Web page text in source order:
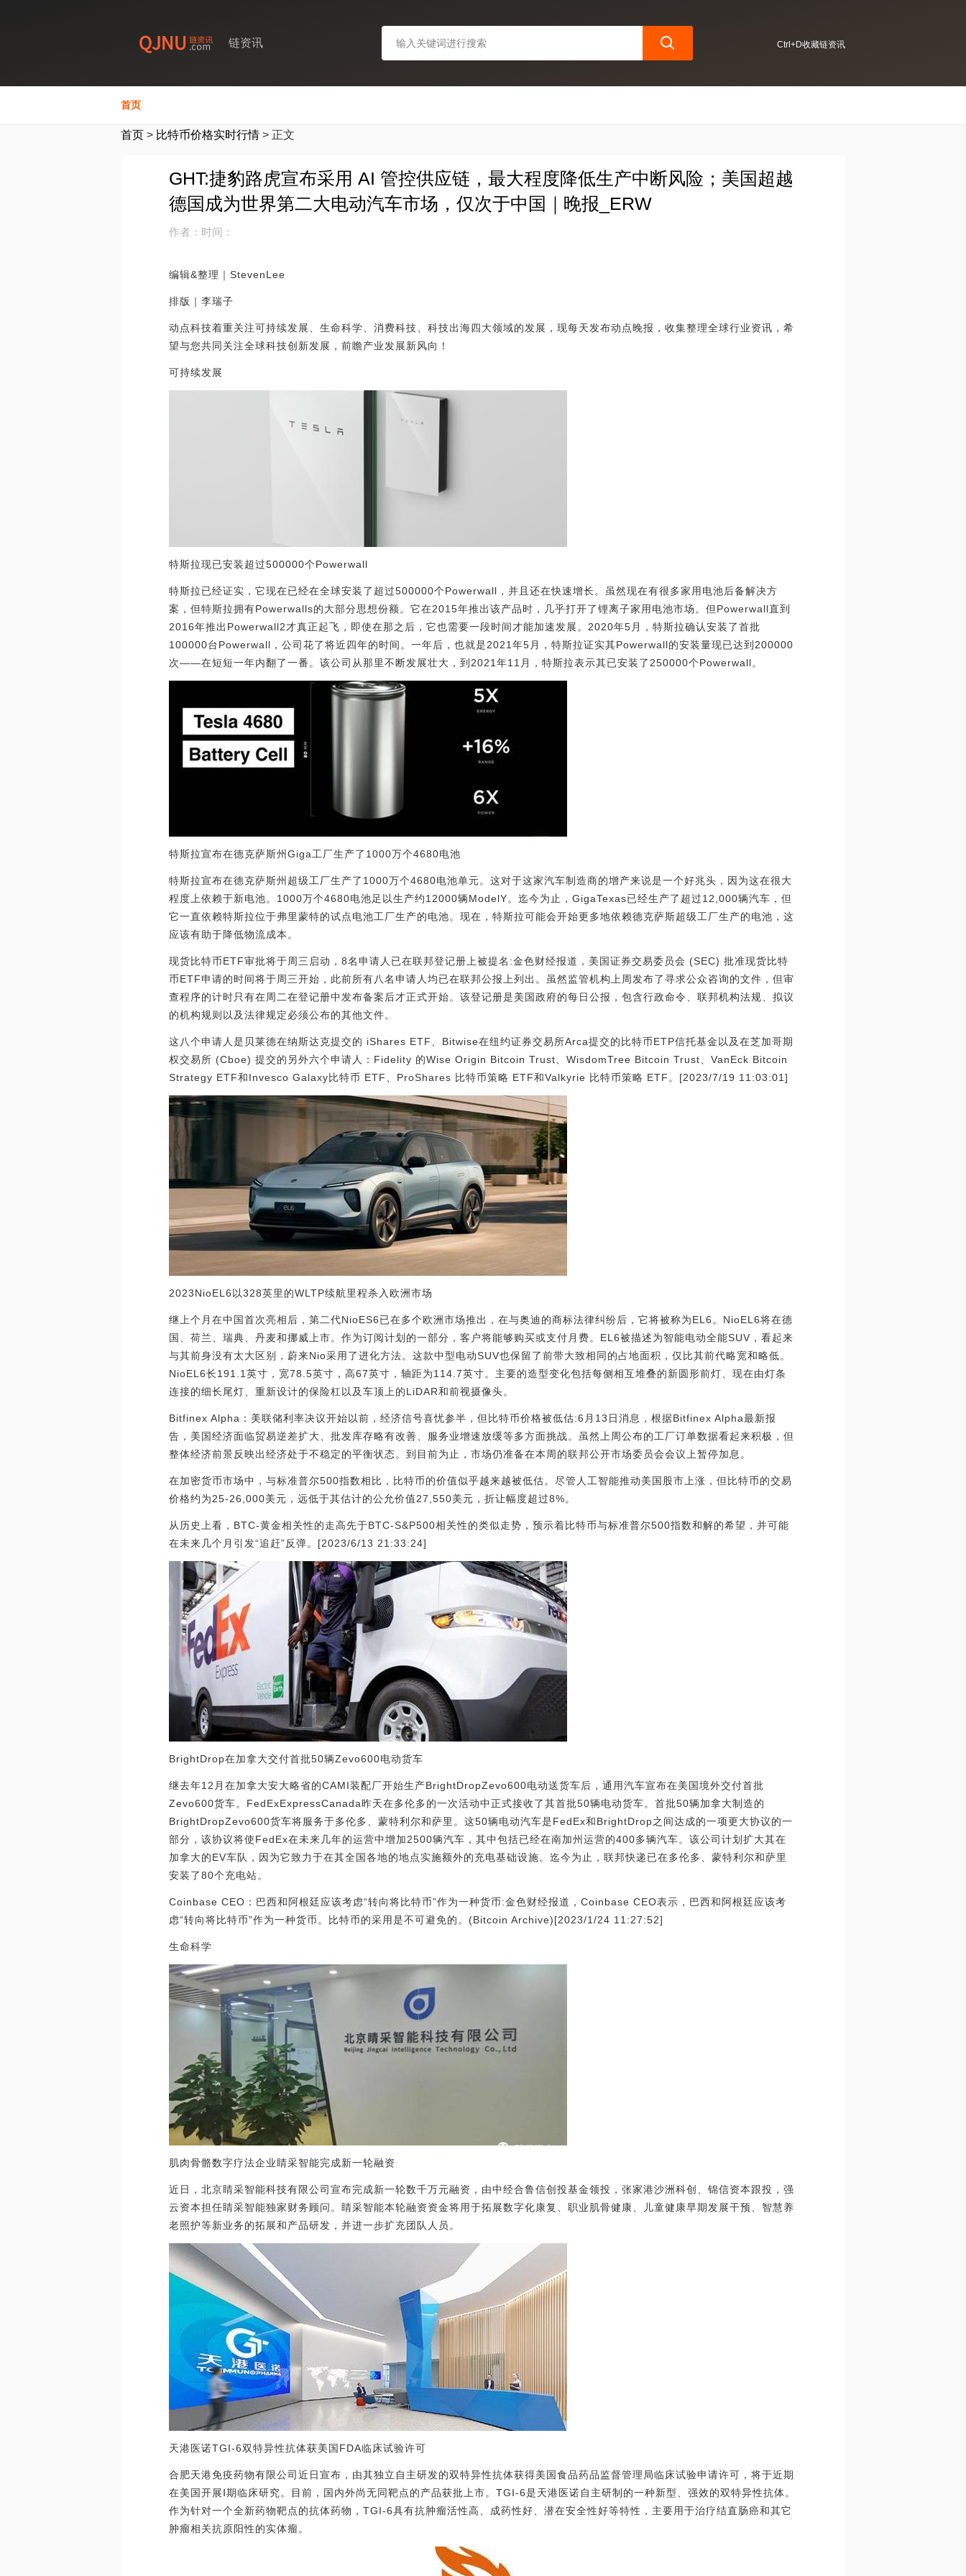
链资讯 Ctrl+D收藏链资讯
首页
首页 > 比特币价格实时行情 > 正文
GHT:捷豹路虎宣布采用 AI 管控供应链，最大程度降低生产中断风险；美国超越
德国成为世界第二大电动汽车市场，仅次于中国｜晚报_ERW
作者： 时间：
编辑&整理｜StevenLee
排版｜李瑞子
动点科技着重关注可持续发展、生命科学、消费科技、科技出海四大领域的发展，现每天发布动点晚报，收集整理全球行业资讯，希
望与您共同关注全球科技创新发展，前瞻产业发展新风向！
可持续发展
特斯拉现已安装超过500000个Powerwall
特斯拉已经证实，它现在已经在全球安装了超过500000个Powerwall，并且还在快速增长。虽然现在有很多家用电池后备解决方
案，但特斯拉拥有Powerwalls的大部分思想份额。它在2015年推出该产品时，几乎打开了锂离子家用电池市场。但Powerwall直到
2016年推出Powerwall2才真正起飞，即使在那之后，它也需要一段时间才能加速发展。2020年5月，特斯拉确认安装了首批
100000台Powerwall，公司花了将近四年的时间。一年后，也就是2021年5月，特斯拉证实其Powerwall的安装量现已达到200000
次——在短短一年内翻了一番。该公司从那里不断发展壮大，到2021年11月，特斯拉表示其已安装了250000个Powerwall。
特斯拉宣布在德克萨斯州Giga工厂生产了1000万个4680电池
特斯拉宣布在德克萨斯州超级工厂生产了1000万个4680电池单元。这对于这家汽车制造商的增产来说是一个好兆头，因为这在很大
程度上依赖于新电池。1000万个4680电池足以生产约12000辆ModelY。迄今为止，GigaTexas已经生产了超过12,000辆汽车，但
它一直依赖特斯拉位于弗里蒙特的试点电池工厂生产的电池。现在，特斯拉可能会开始更多地依赖德克萨斯超级工厂生产的电池，这
应该有助于降低物流成本。
现货比特币ETF审批将于周三启动，8名申请人已在联邦登记册上被提名:金色财经报道，美国证券交易委员会 (SEC) 批准现货比特
币ETF申请的时间将于周三开始，此前所有八名申请人均已在联邦公报上列出。虽然监管机构上周发布了寻求公众咨询的文件，但审
查程序的计时只有在周二在登记册中发布备案后才正式开始。该登记册是美国政府的每日公报，包含行政命令、联邦机构法规、拟议
的机构规则以及法律规定必须公布的其他文件。
这八个申请人是贝莱德在纳斯达克提交的 iShares ETF、Bitwise在纽约证券交易所Arca提交的比特币ETP信托基金以及在芝加哥期
权交易所 (Cboe) 提交的另外六个申请人：Fidelity 的Wise Origin Bitcoin Trust、WisdomTree Bitcoin Trust、VanEck Bitcoin
Strategy ETF和Invesco Galaxy比特币 ETF、ProShares 比特币策略 ETF和Valkyrie 比特币策略 ETF。[2023/7/19 11:03:01]
2023NioEL6以328英里的WLTP续航里程杀入欧洲市场
继上个月在中国首次亮相后，第二代NioES6已在多个欧洲市场推出，在与奥迪的商标法律纠纷后，它将被称为EL6。NioEL6将在德
国、荷兰、瑞典、丹麦和挪威上市。作为订阅计划的一部分，客户将能够购买或支付月费。EL6被描述为智能电动全能SUV，看起来
与其前身没有太大区别，蔚来Nio采用了进化方法。这款中型电动SUV也保留了前带大致相同的占地面积，仅比其前代略宽和略低。
NioEL6长191.1英寸，宽78.5英寸，高67英寸，轴距为114.7英寸。主要的造型变化包括每侧相互堆叠的新圆形前灯、现在由灯条
连接的细长尾灯、重新设计的保险杠以及车顶上的LiDAR和前视摄像头。
Bitfinex Alpha：美联储利率决议开始以前，经济信号喜忧参半，但比特币价格被低估:6月13日消息，根据Bitfinex Alpha最新报
告，美国经济面临贸易逆差扩大、批发库存略有改善、服务业增速放缓等多方面挑战。虽然上周公布的工厂订单数据看起来积极，但
整体经济前景反映出经济处于不稳定的平衡状态。到目前为止，市场仍准备在本周的联邦公开市场委员会会议上暂停加息。
在加密货币市场中，与标准普尔500指数相比，比特币的价值似乎越来越被低估。尽管人工智能推动美国股市上涨，但比特币的交易
价格约为25-26,000美元，远低于其估计的公允价值27,550美元，折让幅度超过8%。
从历史上看，BTC-黄金相关性的走高先于BTC-S&P500相关性的类似走势，预示着比特币与标准普尔500指数和解的希望，并可能
在未来几个月引发“追赶”反弹。[2023/6/13 21:33:24]
BrightDrop在加拿大交付首批50辆Zevo600电动货车
继去年12月在加拿大安大略省的CAMI装配厂开始生产BrightDropZevo600电动送货车后，通用汽车宣布在美国境外交付首批
Zevo600货车。FedExExpressCanada昨天在多伦多的一次活动中正式接收了其首批50辆电动货车。首批50辆加拿大制造的
BrightDropZevo600货车将服务于多伦多、蒙特利尔和萨里。这50辆电动汽车是FedEx和BrightDrop之间达成的一项更大协议的一
部分，该协议将使FedEx在未来几年的运营中增加2500辆汽车，其中包括已经在南加州运营的400多辆汽车。该公司计划扩大其在
加拿大的EV车队，因为它致力于在其全国各地的地点实施额外的充电基础设施。迄今为止，联邦快递已在多伦多、蒙特利尔和萨里
安装了80个充电站。
Coinbase CEO：巴西和阿根廷应该考虑“转向将比特币”作为一种货币:金色财经报道，Coinbase CEO表示，巴西和阿根廷应该考
虑“转向将比特币”作为一种货币。比特币的采用是不可避免的。(Bitcoin Archive)[2023/1/24 11:27:52]
生命科学
肌肉骨骼数字疗法企业睛采智能完成新一轮融资
近日，北京睛采智能科技有限公司宣布完成新一轮数千万元融资，由中经合鲁信创投基金领投，张家港沙洲科创、锦信资本跟投，强
云资本担任睛采智能独家财务顾问。睛采智能本轮融资资金将用于拓展数字化康复、职业肌骨健康、儿童健康早期发展干预、智慧养
老照护等新业务的拓展和产品研发，并进一步扩充团队人员。
天港医诺TGI-6双特异性抗体获美国FDA临床试验许可
合肥天港免疫药物有限公司近日宣布，由其独立自主研发的双特异性抗体获得美国食品药品监督管理局临床试验申请许可，将于近期
在美国开展Ⅰ期临床研究。目前，国内外尚无同靶点的产品获批上市。TGI-6是天港医诺自主研制的一种新型、强效的双特异性抗体。
作为针对一个全新药物靶点的抗体药物，TGI-6具有抗肿瘤活性高、成药性好、潜在安全性好等特性，主要用于治疗结直肠癌和其它
肿瘤相关抗原阳性的实体瘤。